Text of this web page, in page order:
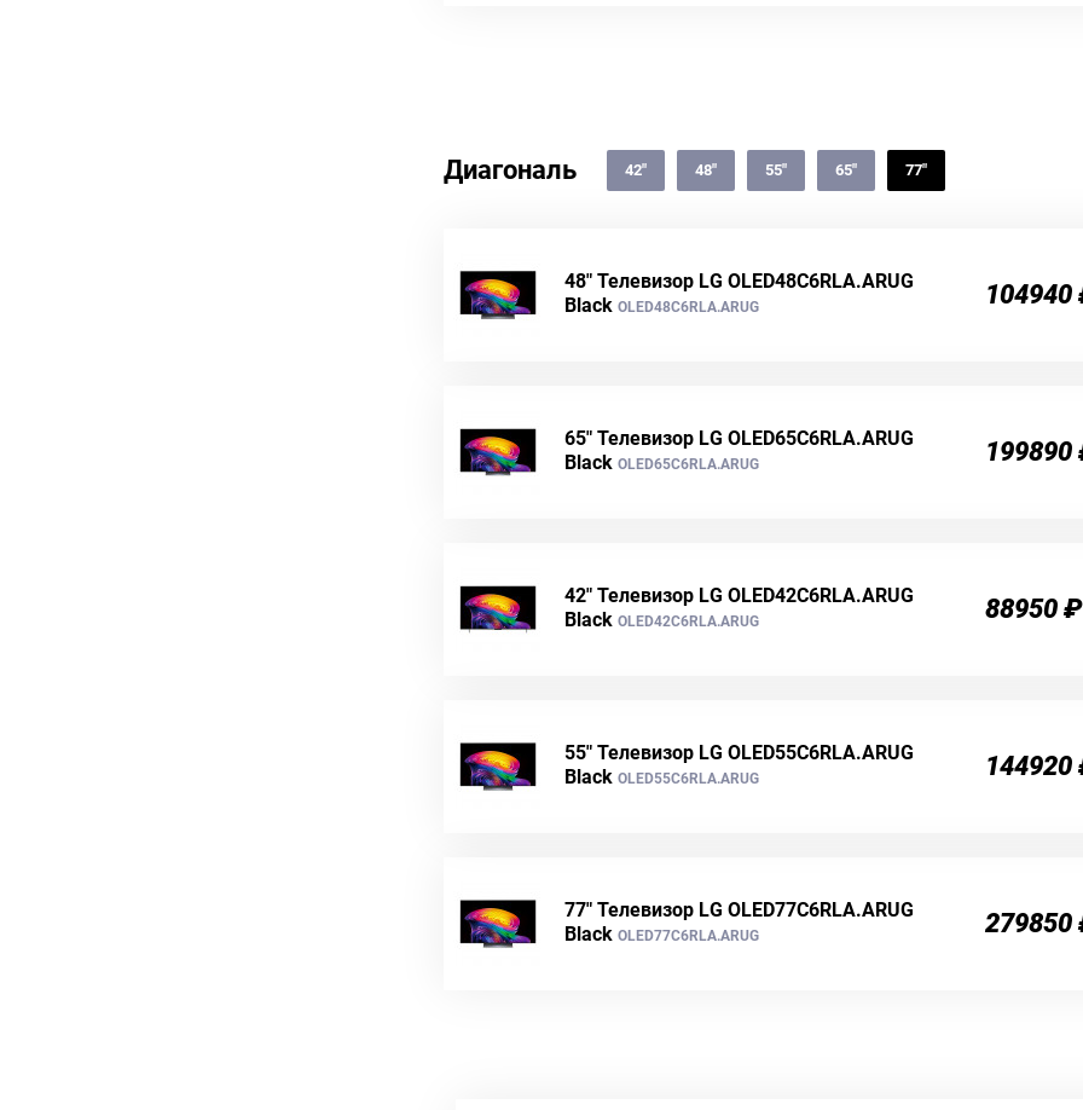
Диагональ 42" 48" 55" 65" 77"
48" Телевизор LG OLED48C6RLA.ARUG
Black OLED48C6RLA.ARUG 104940
65" Телевизор LG OLED65C6RLA.ARUG
Black OLED65C6RLA.ARUG 199890
42" Телевизор LG OLED42C6RLA.ARUG
Black OLED42C6RLA.ARUG 88950 ₽
55" Телевизор LG OLED55C6RLA.ARUG
Black OLED55C6RLA.ARUG 144920
77" Телевизор LG OLED77C6RLA.ARUG
Black OLED77C6RLA.ARUG 279850